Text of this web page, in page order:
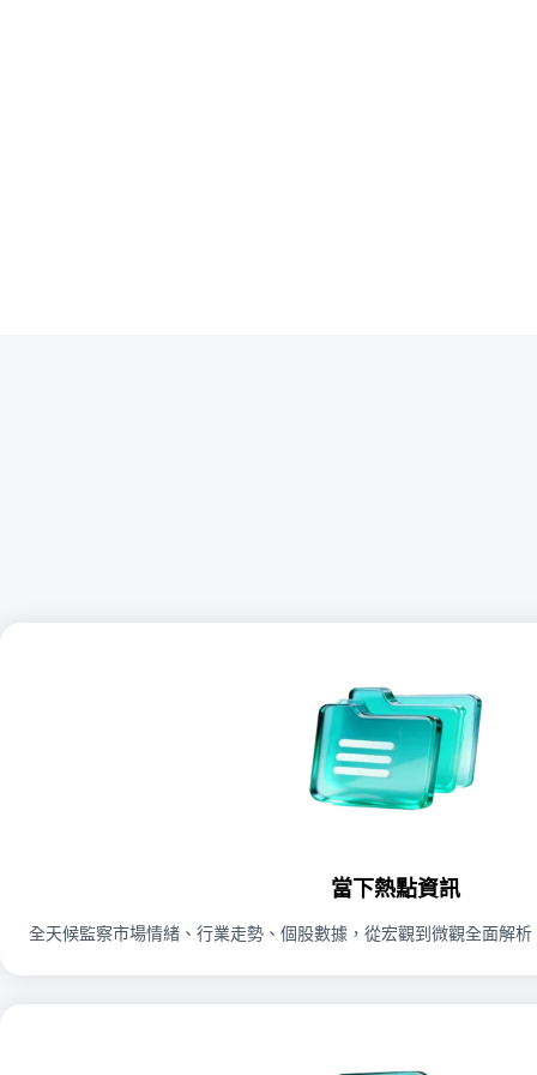
當下熱點資訊
全天候監察市場情緒、行業走勢、個股數據，從宏觀到微觀全面解析